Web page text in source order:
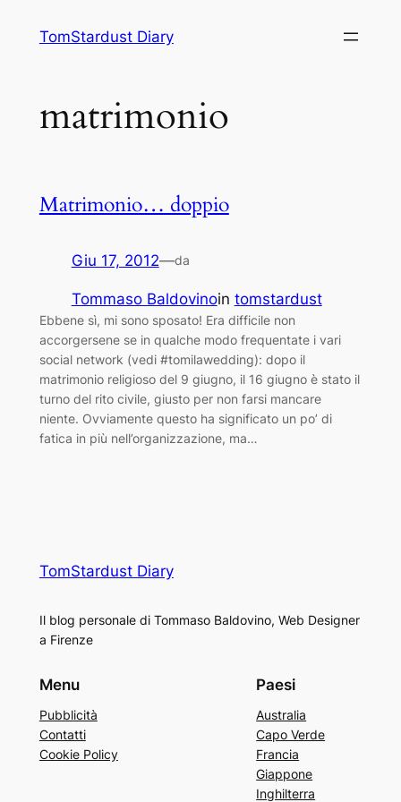
TomStardust Diary
matrimonio
Matrimonio… doppio
Giu 17, 2012—da
Tommaso Baldovinoin tomstardust
Ebbene sì, mi sono sposato! Era difficile non
accorgersene se in qualche modo frequentate i vari
social network (vedi #tomilawedding): dopo il
matrimonio religioso del 9 giugno, il 16 giugno è stato il
turno del rito civile, giusto per non farsi mancare
niente. Ovviamente questo ha significato un po’ di
fatica in più nell’organizzazione, ma…
TomStardust Diary
Il blog personale di Tommaso Baldovino, Web Designer
a Firenze
Menu
Pubblicità
Contatti
Cookie Policy
Paesi
Australia
Capo Verde
Francia
Giappone
Inghilterra